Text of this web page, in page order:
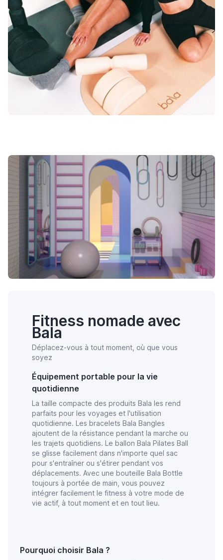
Fitness nomade avec
Bala
Déplacez-vous à tout moment, où que vous
soyez
Équipement portable pour la vie
quotidienne
La taille compacte des produits Bala les rend
parfaits pour les voyages et l'utilisation
quotidienne. Les bracelets Bala Bangles
ajoutent de la résistance pendant la marche ou
les trajets quotidiens. Le ballon Bala Pilates Ball
se glisse facilement dans n'importe quel sac
pour s'entraîner ou s'étirer pendant vos
déplacements. Avec une bouteille Bala Bottle
toujours à portée de main, vous pouvez
intégrer facilement le fitness à votre mode de
vie actif, à tout moment et en tout lieu.
Pourquoi choisir Bala ?